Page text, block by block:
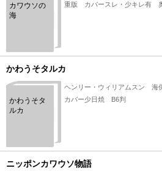
カワウソの
海
重版 カバースレ・少キレ有
かわうそタルカ
かわうそタ
ルカ
ヘンリー・ウィリアムスン 海
カバー少日焼 B6判
ニッポンカワウソ物語